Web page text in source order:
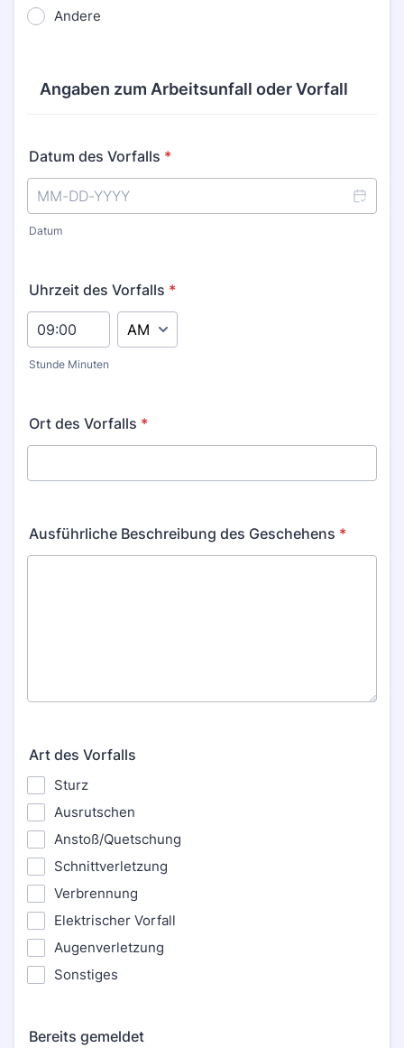
Andere
Angaben zum Arbeitsunfall oder Vorfall
Datum des Vorfalls *
Datum
Uhrzeit des Vorfalls *
Stunde Minuten
AM/PM Option
Ort des Vorfalls *
Ausführliche Beschreibung des Geschehens *
Art des Vorfalls
Sturz
Ausrutschen
Anstoß/Quetschung
Schnittverletzung
Verbrennung
Elektrischer Vorfall
Augenverletzung
Sonstiges
Bereits gemeldet